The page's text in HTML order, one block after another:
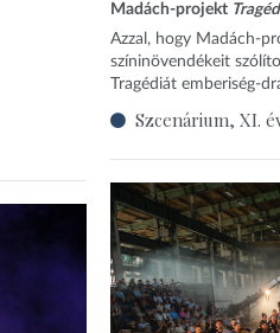
Madách-projekt
Azzal, hogy Madách-
színinövendékeit
Tragédiát emberiség-
Szcenárium, XI.